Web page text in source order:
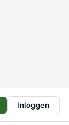
Inloggen